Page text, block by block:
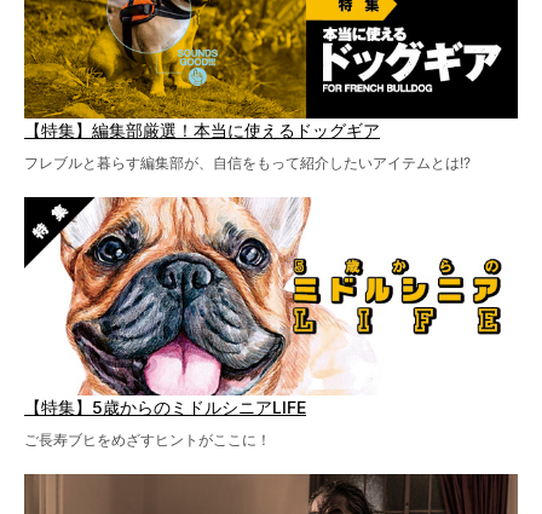
【特集】編集部厳選！本当に使えるドッグギア
フレブルと暮らす編集部が、自信をもって紹介したいアイテムとは!?
【特集】5歳からのミドルシニアLIFE
ご長寿ブヒをめざすヒントがここに！